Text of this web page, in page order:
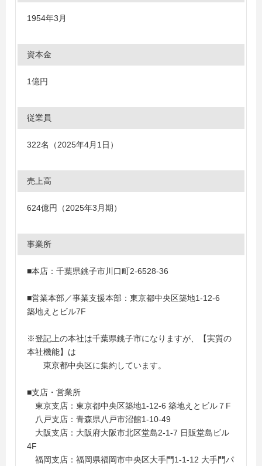
1954年3月
資本金
1億円
従業員
322名（2025年4月1日）
売上高
624億円（2025年3月期）
事業所
■本店：千葉県銚子市川口町2-6528-36
■営業本部／事業支援本部：東京都中央区築地1-12-6
築地えとビル7F
※登記上の本社は千葉県銚子市になりますが、【実質の
本社機能】は
東京都中央区に集約しています。
■支店・営業所
東京支店：東京都中央区築地1-12-6 築地えとビル７F
八戸支店：青森県八戸市沼館1-10-49
大阪支店：大阪府大阪市北区堂島2-1-7 日販堂島ビル
4F
福岡支店：福岡県福岡市中央区大手門1-1-12 大手門パ